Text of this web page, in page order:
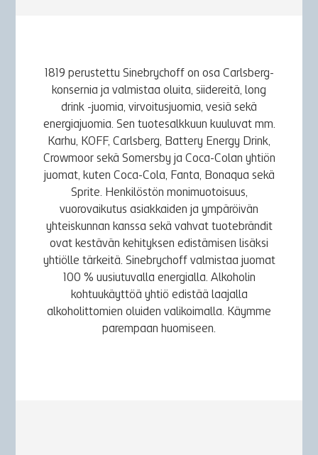
1819 perustettu Sinebrychoff on osa Carlsberg-
konsernia ja valmistaa oluita, siidereitä, long
drink -juomia, virvoitusjuomia, vesiä sekä
energiajuomia. Sen tuotesalkkuun kuuluvat mm.
Karhu, KOFF, Carlsberg, Battery Energy Drink,
Crowmoor sekä Somersby ja Coca-Colan yhtiön
juomat, kuten Coca-Cola, Fanta, Bonaqua sekä
Sprite. Henkilöstön monimuotoisuus,
vuorovaikutus asiakkaiden ja ympäröivän
yhteiskunnan kanssa sekä vahvat tuotebrändit
ovat kestävän kehityksen edistämisen lisäksi
yhtiölle tärkeitä. Sinebrychoff valmistaa juomat
100 % uusiutuvalla energialla. Alkoholin
kohtuukäyttöä yhtiö edistää laajalla
alkoholittomien oluiden valikoimalla. Käymme
parempaan huomiseen.